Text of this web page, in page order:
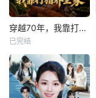
穿越70年，我靠打猎养全家
已完结